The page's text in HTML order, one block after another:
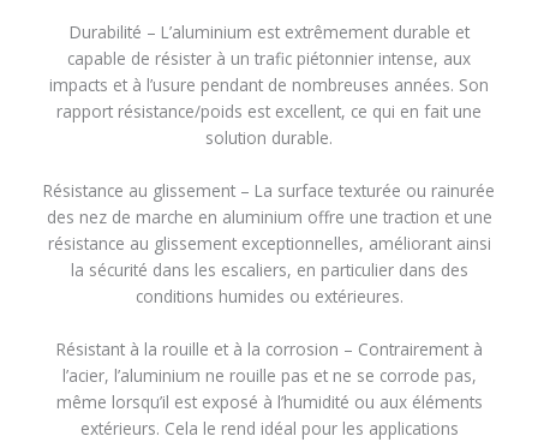
Durabilité – L’aluminium est extrêmement durable et
capable de résister à un trafic piétonnier intense, aux
impacts et à l’usure pendant de nombreuses années. Son
rapport résistance/poids est excellent, ce qui en fait une
solution durable.
Résistance au glissement – La surface texturée ou rainurée
des nez de marche en aluminium offre une traction et une
résistance au glissement exceptionnelles, améliorant ainsi
la sécurité dans les escaliers, en particulier dans des
conditions humides ou extérieures.
Résistant à la rouille et à la corrosion – Contrairement à
l’acier, l’aluminium ne rouille pas et ne se corrode pas,
même lorsqu’il est exposé à l’humidité ou aux éléments
extérieurs. Cela le rend idéal pour les applications